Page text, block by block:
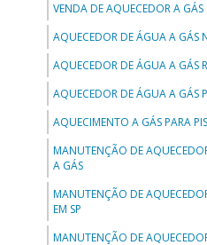
VENDA DE AQUECEDOR A GÁS
AQUECEDOR DE ÁGUA A GÁS
AQUECEDOR DE ÁGUA A GÁS
AQUECEDOR DE ÁGUA A GÁS
AQUECIMENTO A GÁS PARA
MANUTENÇÃO DE
A GÁS
MANUTENÇÃO DE
EM SP
MANUTENÇÃO DE